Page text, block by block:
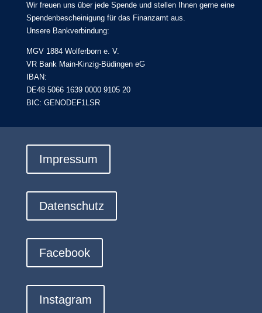
Wir freuen uns über jede Spende und stellen Ihnen gerne eine
Spendenbescheinigung für das Finanzamt aus.
Unsere Bankverbindung:
MGV 1884 Wolferborn e. V.
VR Bank Main-Kinzig-Büdingen eG
IBAN:
DE48 5066 1639 0000 9105 20
BIC: GENODEF1LSR
Impressum
Datenschutz
Facebook
Instagram